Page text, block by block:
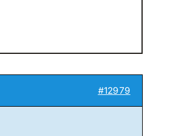
#12979